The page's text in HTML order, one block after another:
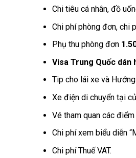
Chi tiêu cá nhân, đồ
Chi phí phòng đơn, chi
Phụ thu phòng đơn
Visa Trung Quốc dán
Tip cho lái xe và
Xe điện di chuyển tại
Vé tham quan các
Chi phí xem biểu diễn
Chi phí Thuế VAT.